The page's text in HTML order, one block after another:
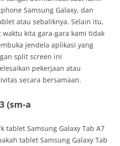
Samsung Galaxy, dan
atau sebaliknya. Selain itu,
kita gara-gara kami tidak
jendela aplikasi yang
split screen ini
pekerjaan atau
secara bersamaan.
(sm-a
tablet Samsung Galaxy Tab A7
tablet Samsung Galaxy Tab